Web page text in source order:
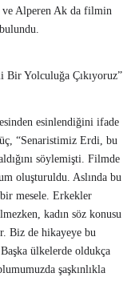
ve Alperen Ak da filmin
Yolculuğa Çıkıyoruz”
esinlendiğini ifade
“Senaristimiz Erdi, bu
söylemişti. Filmde
oluşturuldu. Aslında bu
mesele. Erkekler
kadın söz konusu
Biz de hikayeye bu
ülkelerde oldukça
şaşkınlıkla